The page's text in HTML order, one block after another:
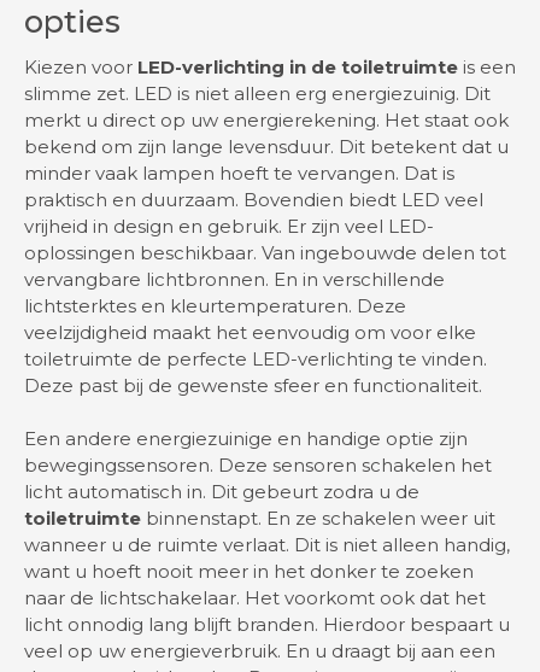
opties
Kiezen voor LED-verlichting in de toiletruimte is een
slimme zet. LED is niet alleen erg energiezuinig. Dit
merkt u direct op uw energierekening. Het staat ook
bekend om zijn lange levensduur. Dit betekent dat u
minder vaak lampen hoeft te vervangen. Dat is
praktisch en duurzaam. Bovendien biedt LED veel
vrijheid in design en gebruik. Er zijn veel LED-
oplossingen beschikbaar. Van ingebouwde delen tot
vervangbare lichtbronnen. En in verschillende
lichtsterktes en kleurtemperaturen. Deze
veelzijdigheid maakt het eenvoudig om voor elke
toiletruimte de perfecte LED-verlichting te vinden.
Deze past bij de gewenste sfeer en functionaliteit.
Een andere energiezuinige en handige optie zijn
bewegingssensoren. Deze sensoren schakelen het
licht automatisch in. Dit gebeurt zodra u de
toiletruimte binnenstapt. En ze schakelen weer uit
wanneer u de ruimte verlaat. Dit is niet alleen handig,
want u hoeft nooit meer in het donker te zoeken
naar de lichtschakelaar. Het voorkomt ook dat het
licht onnodig lang blijft branden. Hierdoor bespaart u
veel op uw energieverbruik. En u draagt bij aan een